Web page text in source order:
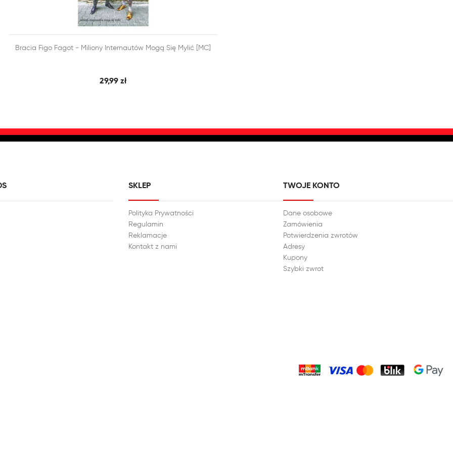
 DODAJ DO KOSZYKA SZYBKI PODGLĄD
Bracia Figo Fagot - Miliony Internautów Mogą Się Mylić [MC]
29,99 zł
SKLEP
Polityka Prywatności
Regulamin
Reklamacje
Kontakt z nami
TWOJE KONTO
Dane osobowe
Zamówienia
Potwierdzenia zwrotów
Adresy
Kupony
Szybki zwrot